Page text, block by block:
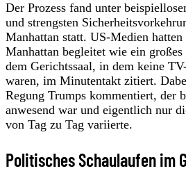
Der Prozess fand unter
und strengsten
Manhattan statt. US-Medien
Manhattan begleitet wie ein
dem Gerichtssaal, in dem keine
waren, im Minutentakt zitiert.
Regung Trumps kommentiert, der
anwesend war und eigentlich nur
von Tag zu Tag variierte.
Politisches Schaulaufen im